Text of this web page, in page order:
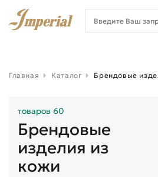
Главная Каталог Брендовые
товаров 60
Брендовые
изделия из
кожи